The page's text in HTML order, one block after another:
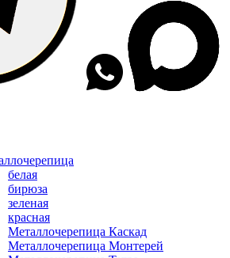
белая
бирюза
зеленая
красная
Металлочерепица Каскад
Металлочерепица Монтерей